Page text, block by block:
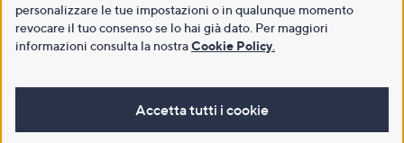
personalizzare le tue impostazioni o in qualunque momento
revocare il tuo consenso se lo hai già dato. Per maggiori
informazioni consulta la nostraCookie Policy
Accetta tutti i cookie